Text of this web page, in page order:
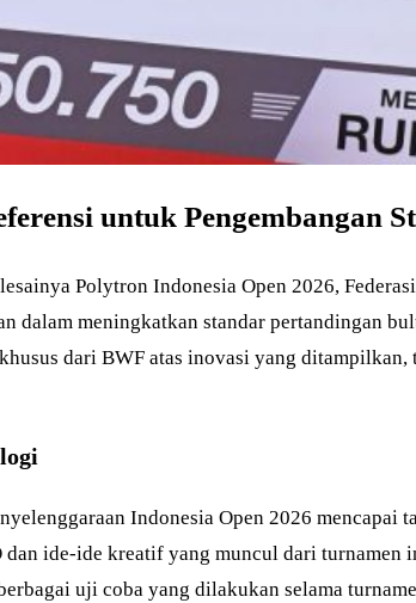
untuk Pengembangan
Polytron Indonesia Open 2026,
dalam meningkatkan standar pertandingan
dari BWF atas inovasi yang
Indonesia Open 2026 mencapai
ide-ide kreatif yang muncul dari turnamen
uji coba yang dilakukan selama